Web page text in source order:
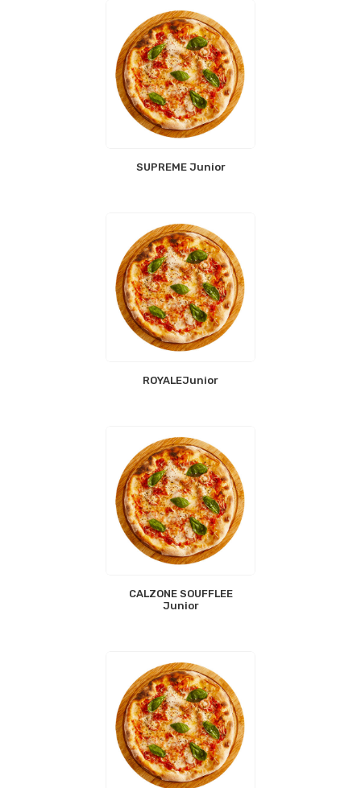
SUPREME Junior
ROYALEJunior
CALZONE SOUFFLEE
Junior